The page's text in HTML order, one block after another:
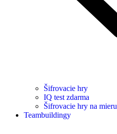
Šifrovacie hry
IQ test zdarma
Šifrovacie hry na mieru
Teambuildingy